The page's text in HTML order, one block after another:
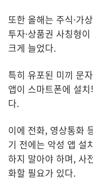
또한 올해는 주식·가
투자·상품권 사칭형
크게 늘었다.
특히 유포된 미끼 문
앱이 스마트폰에 설
다.
이에 전화, 영상통화
기 전에는 악성 앱 설
하지 말아야 하며, 사
화할 필요가 있다.